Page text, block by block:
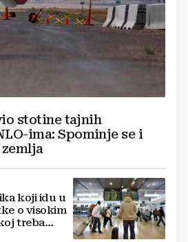
stotine tajnih
ima: Spominje se i
koji idu u
o visokim
treba